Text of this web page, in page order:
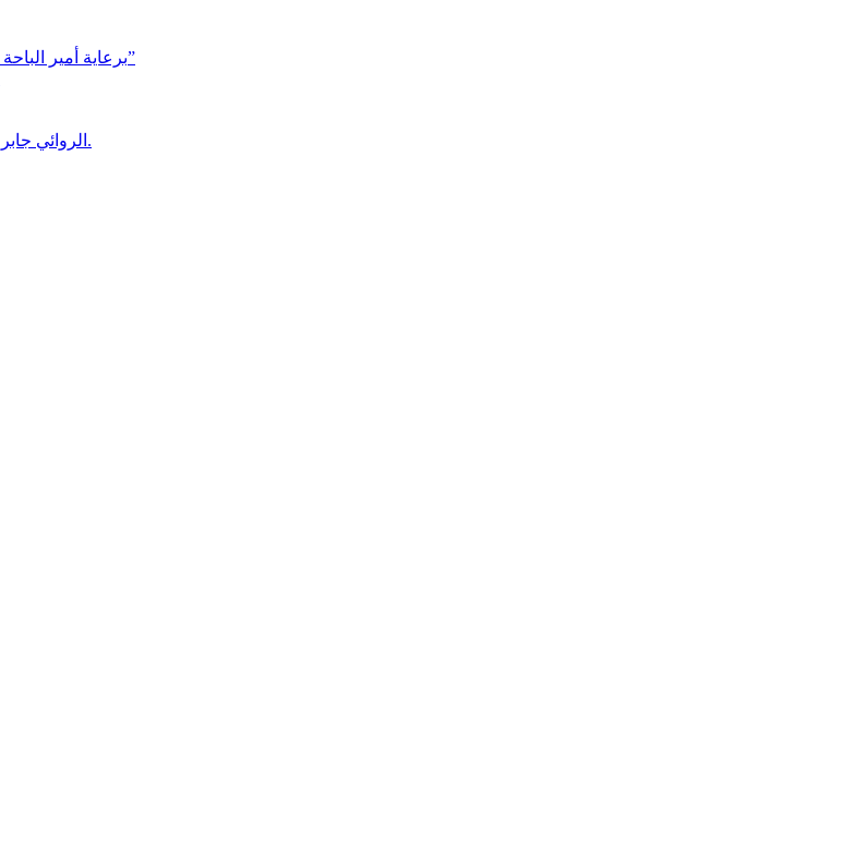
برعاية أمير الباحة وتشريف السديس “بر بني حسن” تكرّم الفائزين بجائزة “رواد العمل التطوعي 4”
الروائي جابر محمد مدخلي: أحضر داخل رواياتي بحذر، والثقافة قوتنا الناعمة لمخاطبة العالم.